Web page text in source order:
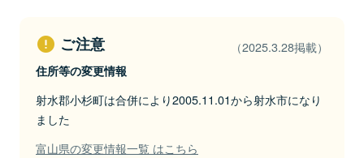
ご注意 （2025.3.28掲載）
住所等の変更情報
射水郡小杉町は合併により2005.11.01から射水市になり
ました
富山県の変更情報一覧 はこちら